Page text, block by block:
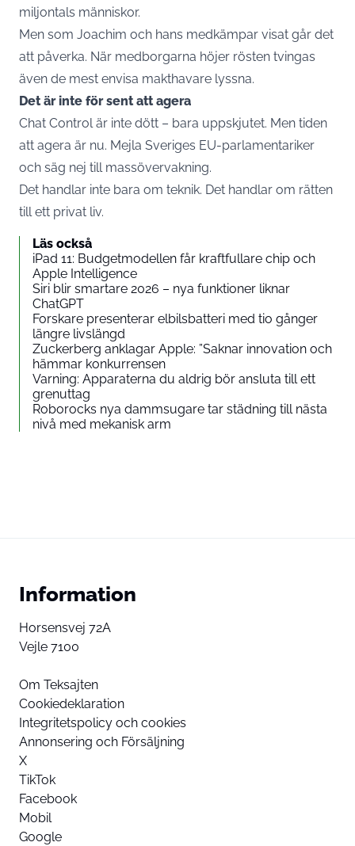
miljontals människor.
Men som Joachim och hans medkämpar visat går det
att påverka. När medborgarna höjer rösten tvingas
även de mest envisa makthavare lyssna.
Det är inte för sent att agera
Chat Control är inte dött – bara uppskjutet. Men tiden
att agera är nu. Mejla Sveriges EU-parlamentariker
och säg nej till massövervakning.
Det handlar inte bara om teknik. Det handlar om rätten
till ett privat liv.
Läs också
iPad 11: Budgetmodellen får kraftfullare chip och
Apple Intelligence
Siri blir smartare 2026 – nya funktioner liknar
ChatGPT
Forskare presenterar elbilsbatteri med tio gånger
längre livslängd
Zuckerberg anklagar Apple: ”Saknar innovation och
hämmar konkurrensen
Varning: Apparaterna du aldrig bör ansluta till ett
grenuttag
Roborocks nya dammsugare tar städning till nästa
nivå med mekanisk arm
Information
Horsensvej 72A
Vejle 7100
Om Teksajten
Cookiedeklaration
Integritetspolicy och cookies
Annonsering och Försäljning
X
TikTok
Facebook
Mobil
Google